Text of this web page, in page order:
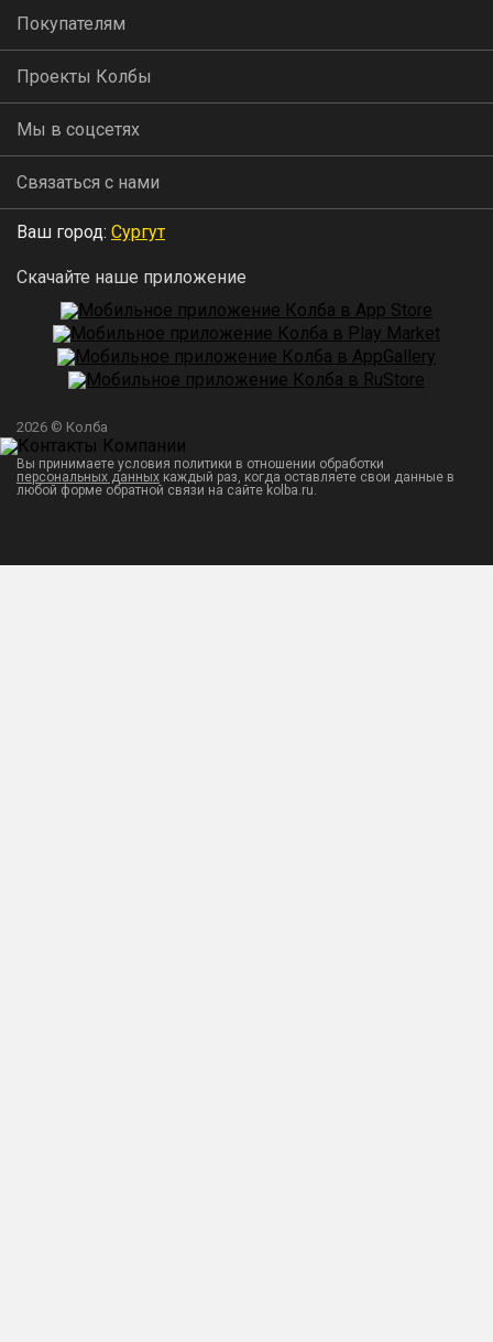
Покупателям
Проекты Колбы
Мы в соцсетях
Связаться с нами
Ваш город: Сургут
Скачайте наше приложение
2026 © Колба
Вы принимаете условия политики в отношении обработки
персональных данных каждый раз, когда оставляете свои данные в
любой форме обратной связи на сайте kolba.ru.